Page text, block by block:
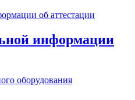
информации
оборудования